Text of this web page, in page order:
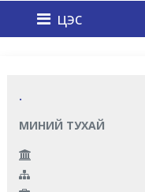
цэс
.
МИНИЙ ТУХАЙ